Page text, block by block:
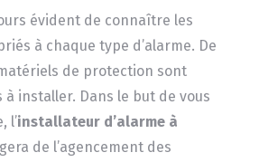
évident de connaître les
à chaque type d’alarme. De
de protection sont
installer. Dans le but de vous
l’installateur d’alarme à
de l’agencement des